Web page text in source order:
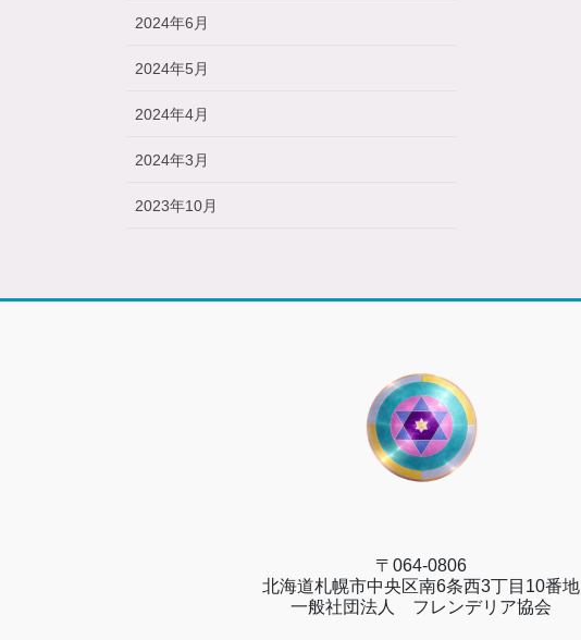
2024年6月
2024年5月
2024年4月
2024年3月
2023年10月
〒064-0806
北海道札幌市中央区南6条西3丁目10番地
一般社団法人 フレンデリア協会